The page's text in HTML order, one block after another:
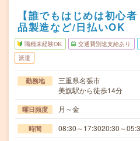
【誰でもはじめは初心
品製造など/日払いOK
職種未経験OK 交通費別途支給あり
派遣
勤務地
三重県名張市
美旗駅から徒歩14分
曜日頻度 月～金
時間 08:30～17:3020:30～